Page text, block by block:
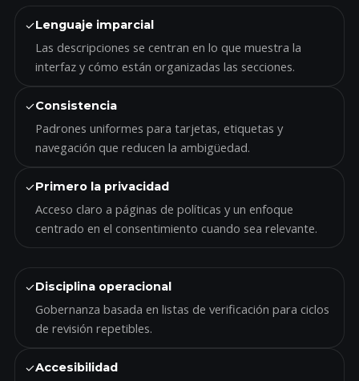
✓Lenguaje imparcial
Las descripciones se centran en lo que muestra la
interfaz y cómo están organizadas las secciones.
✓Consistencia
Padrones uniformes para tarjetas, etiquetas y
navegación que reducen la ambigüedad.
✓Primero la privacidad
Acceso claro a páginas de políticas y un enfoque
centrado en el consentimiento cuando sea relevante.
✓Disciplina operacional
Gobernanza basada en listas de verificación para ciclos
de revisión repetibles.
✓Accesibilidad